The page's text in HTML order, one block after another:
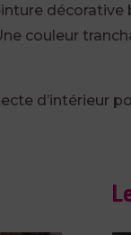
couleur
d’intérieur